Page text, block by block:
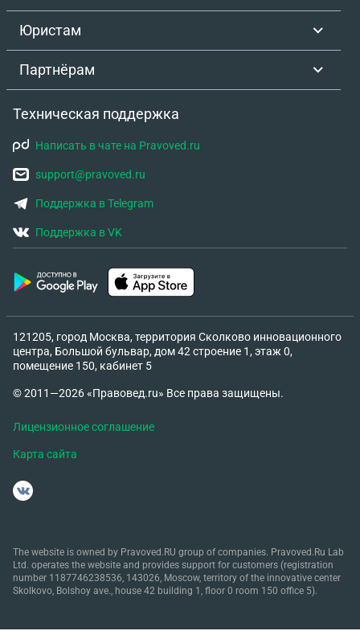
Юристам
Партнёрам
Техническая поддержка
Написать в чате на Pravoved.ru
support@pravoved.ru
Поддержка в Telegram
Поддержка в VK
121205, город Москва, территория Сколково инновационного
центра, Большой бульвар, дом 42 строение 1, этаж 0,
помещение 150, кабинет 5
© 2011—2026 «Правовед.ru» Все права защищены.
Лицензионное соглашение
Карта сайта
The website is owned by Pravoved.RU group of companies. Pravoved.Ru Lab
Ltd. operates the website and provides support for customers (registration
number 1187746238536, 143026, Moscow, territory of the innovative center
Skolkovo, Bolshoy ave., house 42 building 1, floor 0 room 150 office 5).